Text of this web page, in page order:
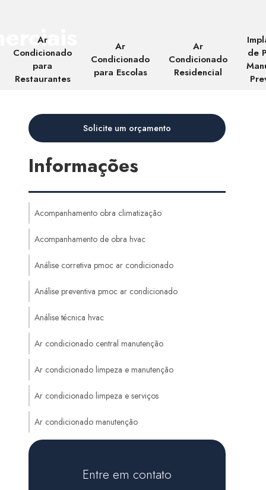
Ar
Condicionado
para
Restaurantes
Ar
Condicionado
para Escolas
Ar
Condicionado
Residencial
de
Solicite um orçamento
Informações
Acompanhamento obra climatização
Acompanhamento de obra hvac
Análise corretiva pmoc ar condicionado
Análise preventiva pmoc ar condicionado
Análise técnica hvac
Ar condicionado central manutenção
Ar condicionado limpeza e manutenção
Ar condicionado limpeza e serviços
Ar condicionado manutenção
Auditoria de sistemas hvacEntre em contato